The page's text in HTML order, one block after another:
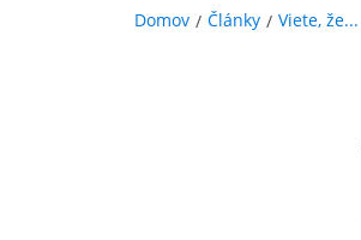
Domov Články Viete, že...